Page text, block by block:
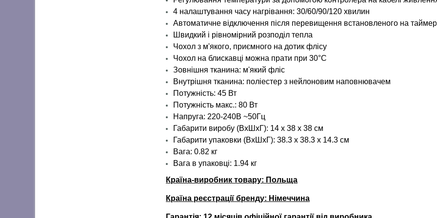
4 налаштування часу нагрівання: 30/60/90/120 хвилин
Автоматичне відключення після перевищення встановленого на
Швидкий і рівномірний розподіл тепла
Чохол з м'якого, приємного на дотик флісу
Чохол на блискавці можна прати при 30°C
Зовнішня тканина: м'який фліс
Внутрішня тканина: поліестер з нейлоновим наповнювачем
Потужність: 45 Вт
Потужність макс.: 80 Вт
Напруга: 220-240В ~50Гц
Габарити виробу (ВхШхГ): 14 х 38 х 38 см
Габарити упаковки (ВхШхГ): 38.3 х 38.3 х 14.3 см
Вага: 0.82 кг
Вага в упаковці: 1.94 кг
Країна-виробник товару: Польща
Країна реєстрації бренду: Німеччина